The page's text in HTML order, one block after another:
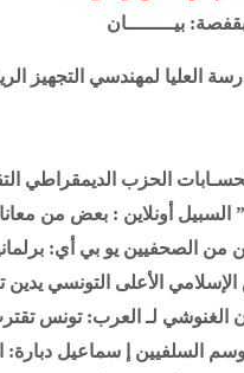
بيــــــــان
العليا لمهندسي التجهيز
الحزب الديمقراطي
السبيل أونلاين : بعض من
من الصحفيينيو بي أي:
الأعلى التونسي يدين
الغنوشي لـ العرب: تونس
السلفيين إ سماعيل دبارة: